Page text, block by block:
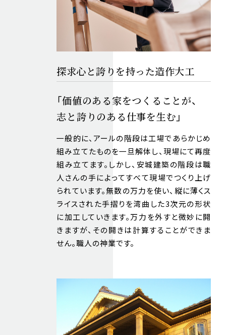
探求心と誇りを持った造作大工
「価値のある家をつくることが、
志と誇りのある仕事を生む」
一般的に、アールの階段は工場であらかじめ
組み立てたものを一旦解体し、現場にて再度
組み立てます。しかし、安城建築の階段は職
人さんの手によってすべて現場でつくり上げ
られています。無数の万力を使い、縦に薄くス
ライスされた手摺りを湾曲した3次元の形状
に加工していきます。万力を外すと微妙に開
きますが、その開きは計算することができま
せん。職人の神業です。